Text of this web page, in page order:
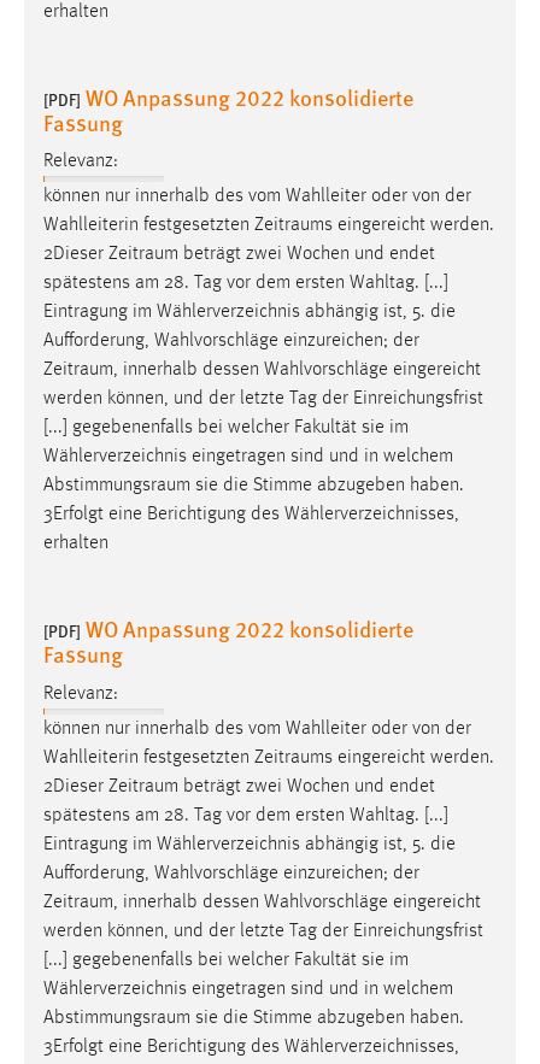
erhalten
[PDF] WO Anpassung 2022 konsolidierte
Fassung
Relevanz:
können nur innerhalb des vom Wahlleiter oder von der
Wahlleiterin festgesetzten Zeitraums eingereicht werden.
2Dieser Zeitraum beträgt zwei Wochen und endet
spätestens am 28. Tag vor dem ersten Wahltag. [...]
Eintragung im Wählerverzeichnis abhängig ist, 5. die
Aufforderung, Wahlvorschläge einzureichen; der
Zeitraum, innerhalb dessen Wahlvorschläge eingereicht
werden können, und der letzte Tag der Einreichungsfrist
[...] gegebenenfalls bei welcher Fakultät sie im
Wählerverzeichnis eingetragen sind und in welchem
Abstimmungsraum sie die Stimme abzugeben haben.
3Erfolgt eine Berichtigung des Wählerverzeichnisses,
erhalten
[PDF] WO Anpassung 2022 konsolidierte
Fassung
Relevanz:
können nur innerhalb des vom Wahlleiter oder von der
Wahlleiterin festgesetzten Zeitraums eingereicht werden.
2Dieser Zeitraum beträgt zwei Wochen und endet
spätestens am 28. Tag vor dem ersten Wahltag. [...]
Eintragung im Wählerverzeichnis abhängig ist, 5. die
Aufforderung, Wahlvorschläge einzureichen; der
Zeitraum, innerhalb dessen Wahlvorschläge eingereicht
werden können, und der letzte Tag der Einreichungsfrist
[...] gegebenenfalls bei welcher Fakultät sie im
Wählerverzeichnis eingetragen sind und in welchem
Abstimmungsraum sie die Stimme abzugeben haben.
3Erfolgt eine Berichtigung des Wählerverzeichnisses,